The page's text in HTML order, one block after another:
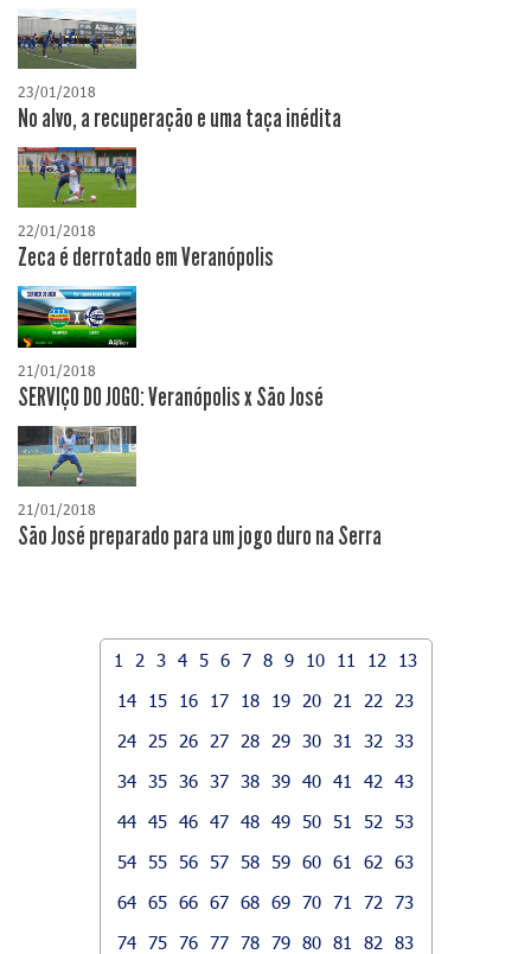
23/01/2018
No alvo, a recuperação e uma taça inédita
22/01/2018
Zeca é derrotado em Veranópolis
21/01/2018
SERVIÇO DO JOGO: Veranópolis x São José
21/01/2018
São José preparado para um jogo duro na Serra
1 2 3 4 5 6 7 8 9 10 11 12
13
14
15 16 17 18 19 20 21 22
23
24
25 26 27 28 29 30 31 32
33
34 35 36 37 38 39 40 41 42
43
44 45 46 47 48 49 50 51 52
53
54 55 56 57 58 59 60 61 62
63
64 65 66 67 68 69 70 71 72
73
74 75 76 77 78 79 80 81 82
83